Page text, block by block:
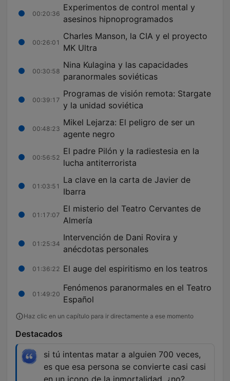
00:20:36
Experimentos de control mental y
asesinos hipnoprogramados
00:26:01
Charles Manson, la CIA y el proyecto
MK Ultra
00:30:58
Nina Kulagina y las capacidades
paranormales soviéticas
00:39:17
Programas de visión remota: Stargate
y la unidad soviética
00:48:23
Mikel Lejarza: El peligro de ser un
agente negro
00:56:52
El padre Pilón y la radiestesia en la
lucha antiterrorista
01:03:51
La clave en la carta de Javier de
Ibarra
01:17:07
El misterio del Teatro Cervantes de
Almería
01:25:34
Intervención de Dani Rovira y
anécdotas personales
01:36:22 El auge del espiritismo en los teatros
01:49:20
Fenómenos paranormales en el Teatro
Español
Haz clic en un capítulo para ir directamente a ese momento
Destacados
si tú intentas matar a alguien 700 veces,
es que esa persona se convierte casi casi